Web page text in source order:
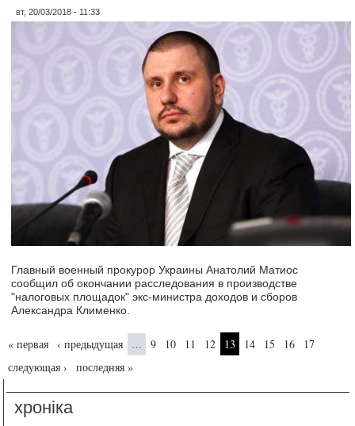
вт, 20/03/2018 - 11:33
Главный военный прокурор Украины Анатолий Матиос
сообщил об окончании расследования в производстве
"налоговых площадок" экс-министра доходов и сборов
Александра Клименко.
Страницы
« первая ‹ предыдущая … 9 10 11 12 13 14 15 16
17
следующая ›
последняя »
хроніка